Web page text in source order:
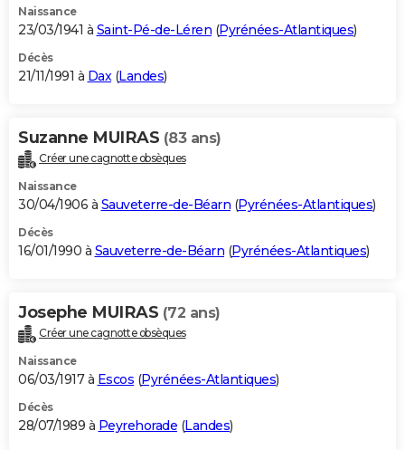
Naissance
23/03/1941 à Saint-Pé-de-Léren (Pyrénées-Atlantiques)
Décès
21/11/1991 à Dax(Landes)
Suzanne MUIRAS (83 ans)
Créer une cagnotte obsèques
Naissance
30/04/1906 à Sauveterre-de-Béarn (Pyrénées-Atlantiques)
Décès
16/01/1990 à Sauveterre-de-Béarn (Pyrénées-Atlantiques)
Josephe MUIRAS (72 ans)
Créer une cagnotte obsèques
Naissance
06/03/1917 à Escos (Pyrénées-Atlantiques)
Décès
28/07/1989 à Peyrehorade (Landes)